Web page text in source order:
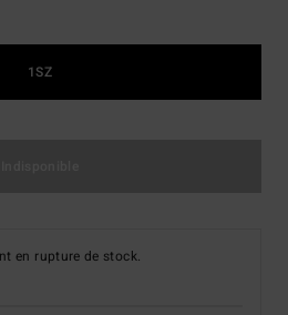
1SZ
en rupture de stock.